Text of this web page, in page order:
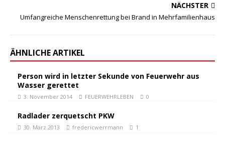
NÄCHSTER
Umfangreiche Menschenrettung bei Brand in Mehrfamilienhaus
ÄHNLICHE ARTIKEL
Person wird in letzter Sekunde von Feuerwehr aus
Wasser gerettet
3. November 2014 FEUERWEHRLEBEN 0
Radlader zerquetscht PKW
30. März 2013 fredericwerrmann 1